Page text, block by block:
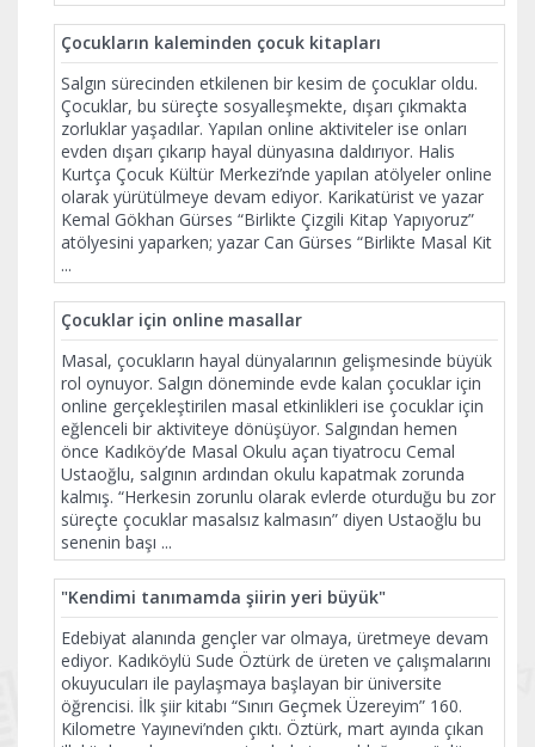
Çocukların kaleminden çocuk kitapları
Salgın sürecinden etkilenen bir kesim de çocuklar oldu.
Çocuklar, bu süreçte sosyalleşmekte, dışarı çıkmakta
zorluklar yaşadılar. Yapılan online aktiviteler ise onları
evden dışarı çıkarıp hayal dünyasına daldırıyor. Halis
Kurtça Çocuk Kültür Merkezi’nde yapılan atölyeler online
olarak yürütülmeye devam ediyor. Karikatürist ve yazar
Kemal Gökhan Gürses “Birlikte Çizgili Kitap Yapıyoruz”
atölyesini yaparken; yazar Can Gürses “Birlikte Masal Kit
...
Çocuklar için online masallar
Masal, çocukların hayal dünyalarının gelişmesinde büyük
rol oynuyor. Salgın döneminde evde kalan çocuklar için
online gerçekleştirilen masal etkinlikleri ise çocuklar için
eğlenceli bir aktiviteye dönüşüyor. Salgından hemen
önce Kadıköy’de Masal Okulu açan tiyatrocu Cemal
Ustaoğlu, salgının ardından okulu kapatmak zorunda
kalmış. “Herkesin zorunlu olarak evlerde oturduğu bu zor
süreçte çocuklar masalsız kalmasın” diyen Ustaoğlu bu
senenin başı ...
"Kendimi tanımamda şiirin yeri büyük"
Edebiyat alanında gençler var olmaya, üretmeye devam
ediyor. Kadıköylü Sude Öztürk de üreten ve çalışmalarını
okuyucuları ile paylaşmaya başlayan bir üniversite
öğrencisi. İlk şiir kitabı “Sınırı Geçmek Üzereyim” 160.
Kilometre Yayınevi’nden çıktı. Öztürk, mart ayında çıkan